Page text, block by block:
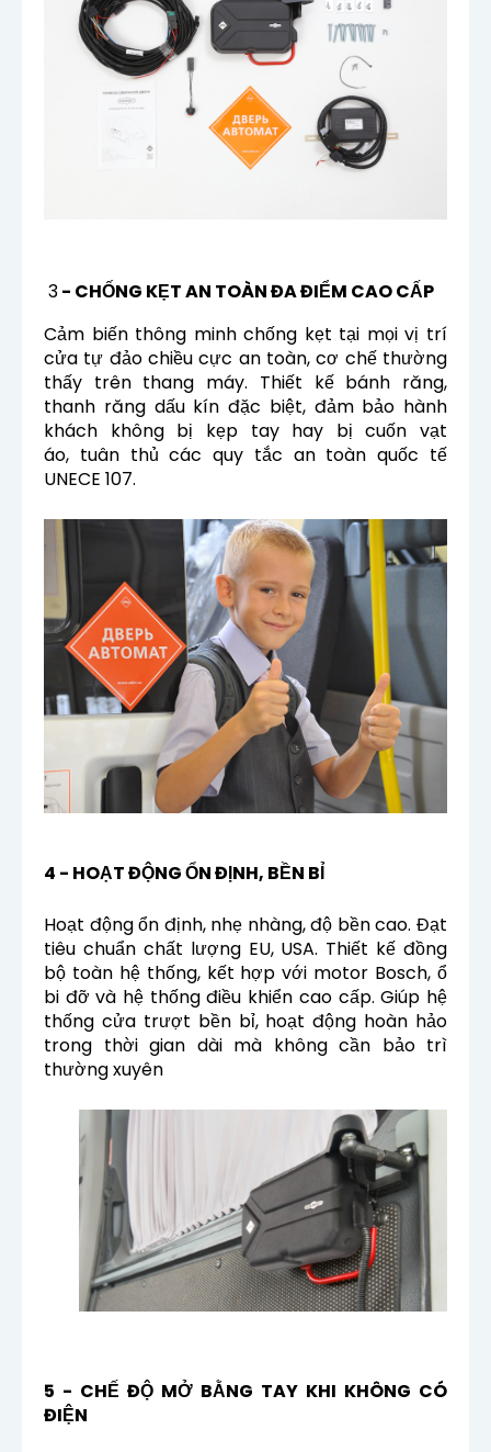
3- CHỐNG KẸT AN TOÀN ĐA ĐIỂM CAO CẤP
Cảm biến thông minh chống kẹt tại mọi vị trí
cửa tự đảo chiều cực an toàn, cơ chế thường
thấy trên thang máy. Thiết kế bánh răng,
thanh răng dấu kín đặc biệt, đảm bảo hành
khách không bị kẹp tay hay bị cuốn vạt
áo, tuân thủ các quy tắc an toàn quốc tế
UNECE 107.
4 - HOẠT ĐỘNG ỔN ĐỊNH, BỀN BỈ
Hoạt động ổn định, nhẹ nhàng, độ bền cao. Đạt
tiêu chuẩn chất lượng EU, USA. Thiết kế đồng
bộ toàn hệ thống, kết hợp với motor Bosch, ổ
bi đỡ và hệ thống điều khiển cao cấp. Giúp hệ
thống cửa trượt bền bỉ, hoạt động hoàn hảo
trong thời gian dài mà không cần bảo trì
thường xuyên
5 - CHẾ ĐỘ MỞ BẰNG TAY KHI KHÔNG CÓ
ĐIỆN